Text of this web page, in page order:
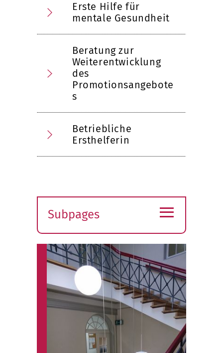
Erste Hilfe für
mentale Gesundheit
Beratung zur
Weiterentwicklung
des
Promotionsangebote
s
Betriebliche
Ersthelferin
Subpages
submenu
≡